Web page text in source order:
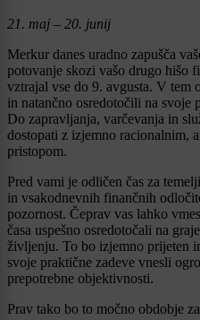
21. maj – 20. junij
Merkur danes uradno zapušča
potovanje skozi vašo drugo hišo
vztrajal vse do 9. avgusta. V tem
in natančno osredotočili na svoje
Do zapravljanja, varčevanja in
dostopati z izjemno racionalnim,
pristopom.
Pred vami je odličen čas za
in vsakodnevnih finančnih
pozornost. Čeprav vas lahko
časa uspešno osredotočali na
življenju. To bo izjemno prijeten
svoje praktične zadeve vnesli
prepotrebne objektivnosti.
Prav tako bo to močno obdobje